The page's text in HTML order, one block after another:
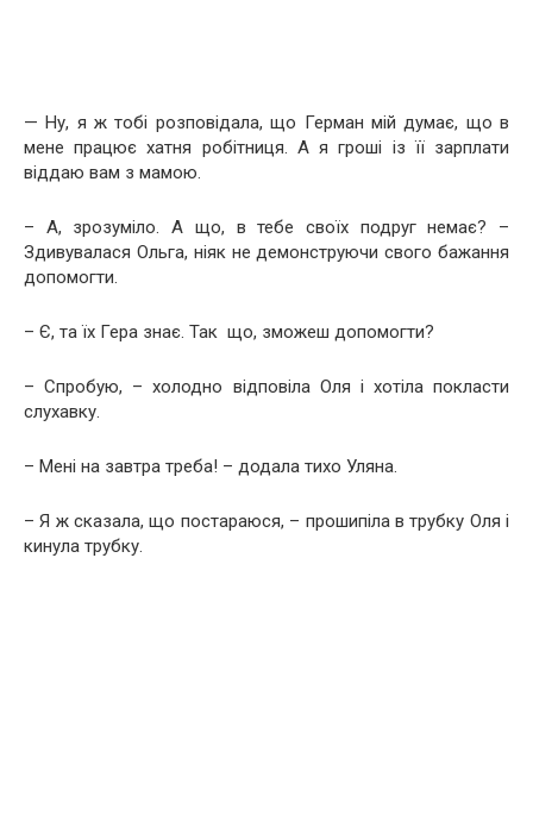
— Ну, я ж тобі розповідала, що Герман мій думає, що в
мене працює хатня робітниця. А я гроші із її зарплати
віддаю вам з мамою.
– А, зрозуміло. А що, в тебе своїх подруг немає? –
Здивувалася Ольга, ніяк не демонструючи свого бажання
допомогти.
– Є, та їх Гера знає. Так що, зможеш допомогти?
– Спробую, – холодно відповіла Оля і хотіла покласти
слухавку.
– Мені на завтра треба! – додала тихо Уляна.
– Я ж сказала, що постараюся, – прошипіла в трубку Оля і
кинула трубку.